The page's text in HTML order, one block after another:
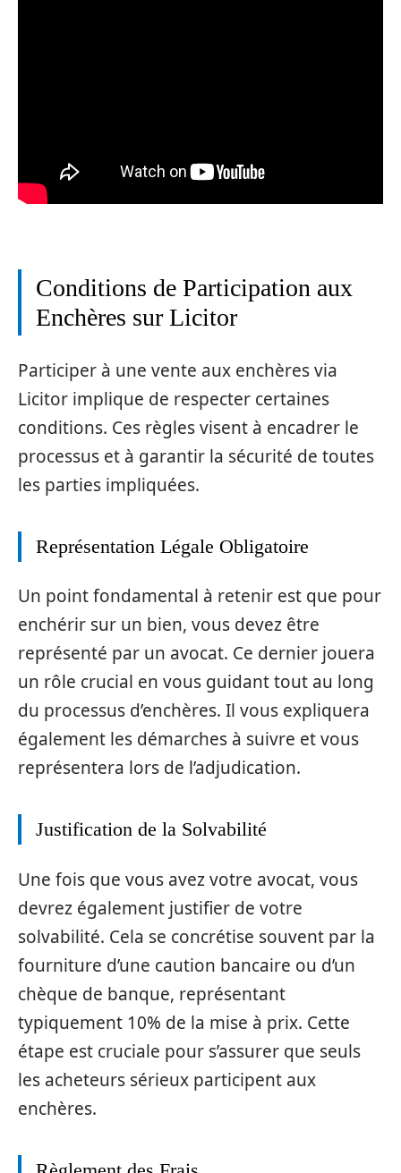
Conditions de Participation aux
Enchères sur Licitor
Participer à une vente aux enchères via
Licitor implique de respecter certaines
conditions. Ces règles visent à encadrer le
processus et à garantir la sécurité de toutes
les parties impliquées.
Représentation Légale Obligatoire
Un point fondamental à retenir est que pour
enchérir sur un bien, vous devez être
représenté par un avocat. Ce dernier jouera
un rôle crucial en vous guidant tout au long
du processus d’enchères. Il vous expliquera
également les démarches à suivre et vous
représentera lors de l’adjudication.
Justification de la Solvabilité
Une fois que vous avez votre avocat, vous
devrez également justifier de votre
solvabilité. Cela se concrétise souvent par la
fourniture d’une caution bancaire ou d’un
chèque de banque, représentant
typiquement 10% de la mise à prix. Cette
étape est cruciale pour s’assurer que seuls
les acheteurs sérieux participent aux
enchères.